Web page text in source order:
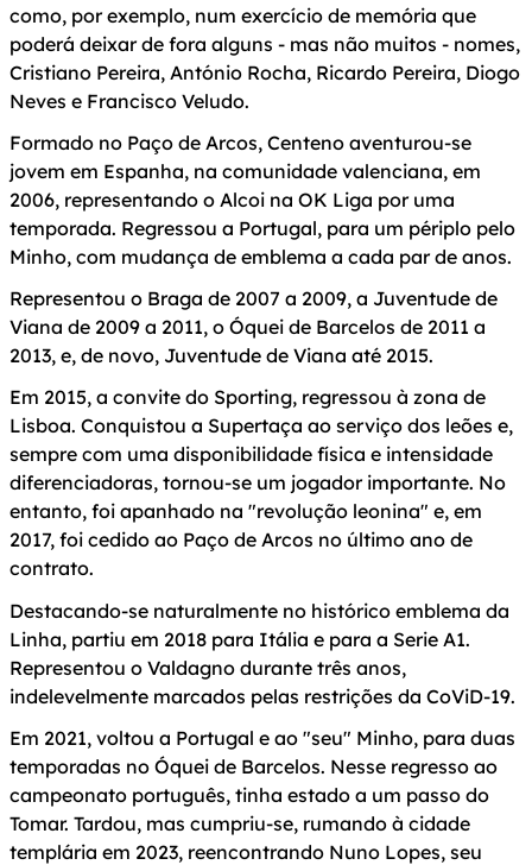
como, por exemplo, num exercício de memória que
poderá deixar de fora alguns - mas não muitos - nomes,
Cristiano Pereira, António Rocha, Ricardo Pereira, Diogo
Neves e Francisco Veludo.
Formado no Paço de Arcos, Centeno aventurou-se
jovem em Espanha, na comunidade valenciana, em
2006, representando o Alcoi na OK Liga por uma
temporada. Regressou a Portugal, para um périplo pelo
Minho, com mudança de emblema a cada par de anos.
Representou o Braga de 2007 a 2009, a Juventude de
Viana de 2009 a 2011, o Óquei de Barcelos de 2011 a
2013, e, de novo, Juventude de Viana até 2015.
Em 2015, a convite do Sporting, regressou à zona de
Lisboa. Conquistou a Supertaça ao serviço dos leões e,
sempre com uma disponibilidade física e intensidade
diferenciadoras, tornou-se um jogador importante. No
entanto, foi apanhado na "revolução leonina" e, em
2017, foi cedido ao Paço de Arcos no último ano de
contrato.
Destacando-se naturalmente no histórico emblema da
Linha, partiu em 2018 para Itália e para a Serie A1.
Representou o Valdagno durante três anos,
indelevelmente marcados pelas restrições da CoViD-19.
Em 2021, voltou a Portugal e ao "seu" Minho, para duas
temporadas no Óquei de Barcelos. Nesse regresso ao
campeonato português, tinha estado a um passo do
Tomar. Tardou, mas cumpriu-se, rumando à cidade
templária em 2023, reencontrando Nuno Lopes, seu